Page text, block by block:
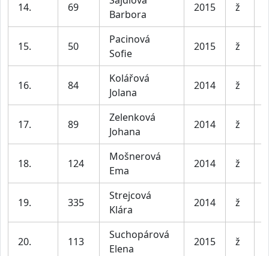
14. 69
Barbora
2015 ž
15. 50
Pacinová
Sofie
2015 ž
16. 84
Kolářová
Jolana
2014 ž
17. 89
Zelenková
Johana
2014 ž
18. 124
Mošnerová
Ema
2014 ž
19. 335
Strejcová
Klára
2014 ž
20. 113
Suchopárová
Elena
2015 ž